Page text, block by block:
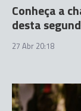
Conheça a
desta
27 Abr 20:18